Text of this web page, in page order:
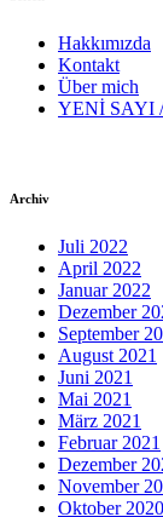
Hakkımızda
Kontakt
Über mich
YENİ SAYI
Archiv
Juli 2022
April 2022
Januar 2022
Dezember
September
August 2021
Juni 2021
Mai 2021
März 2021
Februar 2021
Dezember
November
Oktober 2020